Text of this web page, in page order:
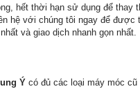
hết thời hạn sử dụng để thay
hệ với chúng tôi ngay để được
và giao dịch nhanh gọn nhất.
Ý có đủ các loại máy móc